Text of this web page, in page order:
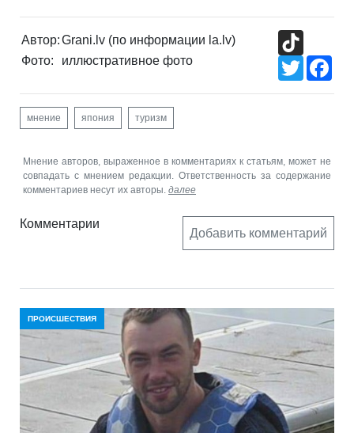
Автор:Grani.lv (по информации la.lv)
Фото:
иллюстративное фото
Twitter
мнение япония туризм
Мнение авторов, выраженное в комментариях к статьям, может не
совпадать с мнением редакции. Ответственность за содержание
комментариев несут их авторы. далее
Комментарии
Добавить комментарий
ПРОИСШЕСТВИЯ